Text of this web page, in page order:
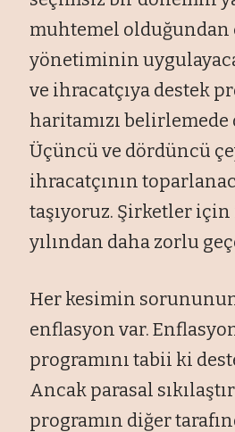
muhtemel olduğundan
yönetiminin
ve ihracatçıya destek
haritamızı
Üçüncü ve dördüncü
ihracatçının
taşıyoruz. Şirketler için
yılından daha zorlu
Her kesimin
enflasyon var.
programını tabii ki
Ancak parasal
programın diğer